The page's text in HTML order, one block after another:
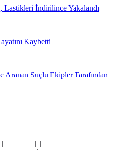
Lastikleri İndirilince Yakalandı
Kaybetti
Aranan Suçlu Ekipler Tarafından